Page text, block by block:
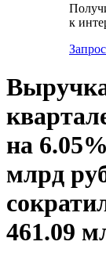
к
на
млрд
461.09